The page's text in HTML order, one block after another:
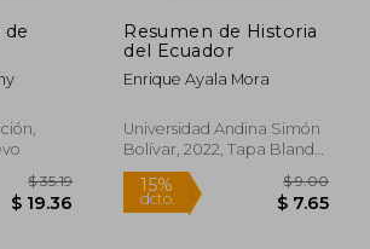
Resumen de Historia
del Ecuador
Enrique Ayala Mora
Universidad Andina Simón
Bolívar, 2022, Tapa Blanda,
Nuevo